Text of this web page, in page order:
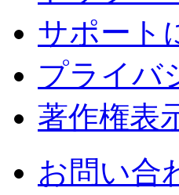
サポート
プライバ
著作権表
お問い合